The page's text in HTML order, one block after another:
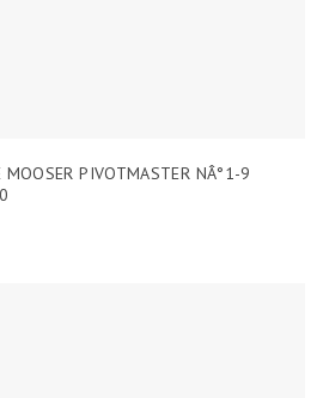
PIVOTMASTER NÂ°1-9